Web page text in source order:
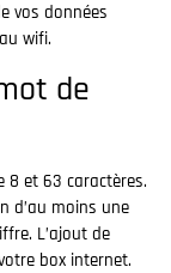
vos données
wifi.
de
8 et 63 caractères.
d’au moins une
L’ajout de
box internet.